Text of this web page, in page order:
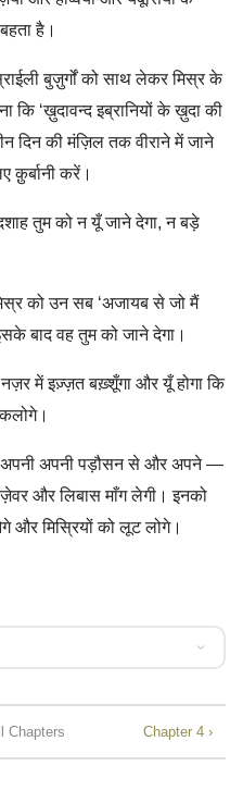
है।
बुज़ुर्गों को साथ लेकर मिस्र के
‘ख़ुदावन्द इब्रानियों के ख़ुदा की
दिन की मंज़िल तक वीराने में जाने
क़ुर्बानी करें।
तुम को न यूँ जाने देगा, न बड़े
को उन सब ‘अजायब से जो मैं
बाद वह तुम को जाने देगा।
में इज़्ज़त बख़्शूँगा और यूँ होगा कि
अपनी अपनी पड़ौसन से और अपने —
और लिबास माँग लेगी। इनको
और मिस्रियों को लूट लोगे।
Chapter 4 ›